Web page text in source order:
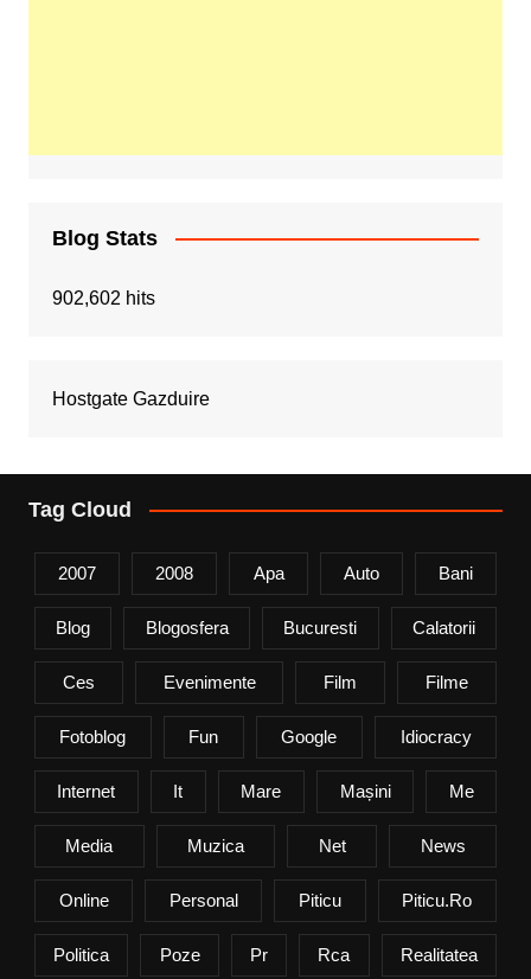
Blog Stats
902,602 hits
Hostgate Gazduire
Tag Cloud
2007 2008 Apa Auto Bani
Blog Blogosfera Bucuresti Calatorii
Ces Evenimente Film Filme
Fotoblog Fun Google Idiocracy
Internet It Mare Mașini Me
Media Muzica Net News
Online Personal Piticu Piticu.ro
Politica Poze Pr Rca Realitatea